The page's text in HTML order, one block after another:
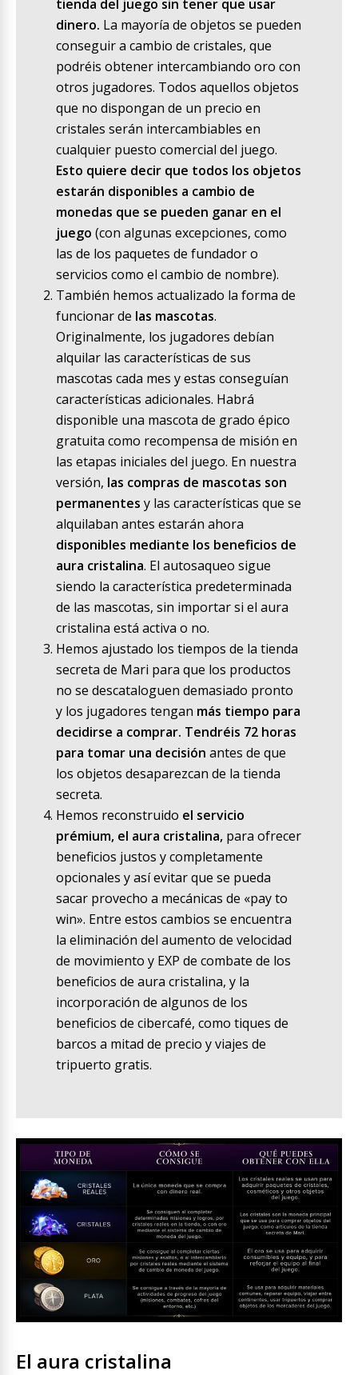
tienda del juego sin tener que usar
dinero. La mayoría de objetos se pueden
conseguir a cambio de cristales, que
podréis obtener intercambiando oro con
otros jugadores. Todos aquellos objetos
que no dispongan de un precio en
cristales serán intercambiables en
cualquier puesto comercial del juego.
Esto quiere decir que todos los objetos
estarán disponibles a cambio de
monedas que se pueden ganar en el
juego (con algunas excepciones, como
las de los paquetes de fundador o
servicios como el cambio de nombre).
También hemos actualizado la forma de
funcionar de las mascotas.
Originalmente, los jugadores debían
alquilar las características de sus
mascotas cada mes y estas conseguían
características adicionales. Habrá
disponible una mascota de grado épico
gratuita como recompensa de misión en
las etapas iniciales del juego. En nuestra
versión, las compras de mascotas son
permanentes y las características que se
alquilaban antes estarán ahora
disponibles mediante los beneficios de
aura cristalina. El autosaqueo sigue
siendo la característica predeterminada
de las mascotas, sin importar si el aura
cristalina está activa o no.
Hemos ajustado los tiempos de la tienda
secreta de Mari para que los productos
no se descataloguen demasiado pronto
y los jugadores tengan más tiempo para
decidirse a comprar. Tendréis 72 horas
para tomar una decisión antes de que
los objetos desaparezcan de la tienda
secreta.
Hemos reconstruido el servicio
prémium, el aura cristalina, para ofrecer
beneficios justos y completamente
opcionales y así evitar que se pueda
sacar provecho a mecánicas de «pay to
win». Entre estos cambios se encuentra
la eliminación del aumento de velocidad
de movimiento y EXP de combate de los
beneficios de aura cristalina, y la
incorporación de algunos de los
beneficios de cibercafé, como tiques de
barcos a mitad de precio y viajes de
tripuerto gratis.
El aura cristalina